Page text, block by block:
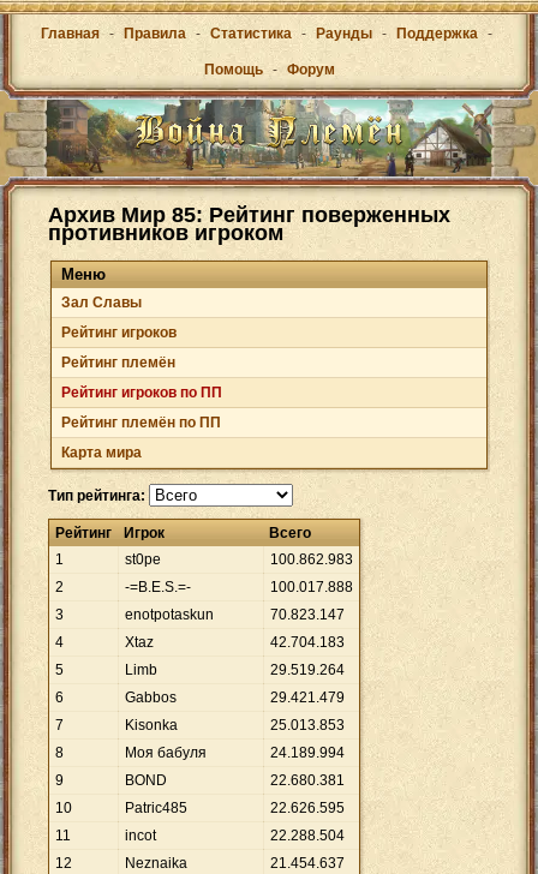
Главная - Правила - Статистика - Раунды - Поддержка -
Помощь - Форум
Архив Мир 85: Рейтинг поверженных
противников игроком
Меню
Зал Cлавы
Рейтинг игроков
Рейтинг племён
Рейтинг игроков по ПП
Рейтинг племён по ПП
Карта мира
Тип рейтинга:
Рейтинг Игрок
Всего
1
st0pe 100.862.983
2
-=B.E.S.=- 100.017.888
3
enotpotaskun 70.823.147
4
Xtaz 42.704.183
5
Limb 29.519.264
6
Gabbos 29.421.479
7
Kisonka 25.013.853
8
Моя бабуля 24.189.994
9
BOND 22.680.381
10
Patric485 22.626.595
11
incot 22.288.504
12
Neznaika 21.454.637